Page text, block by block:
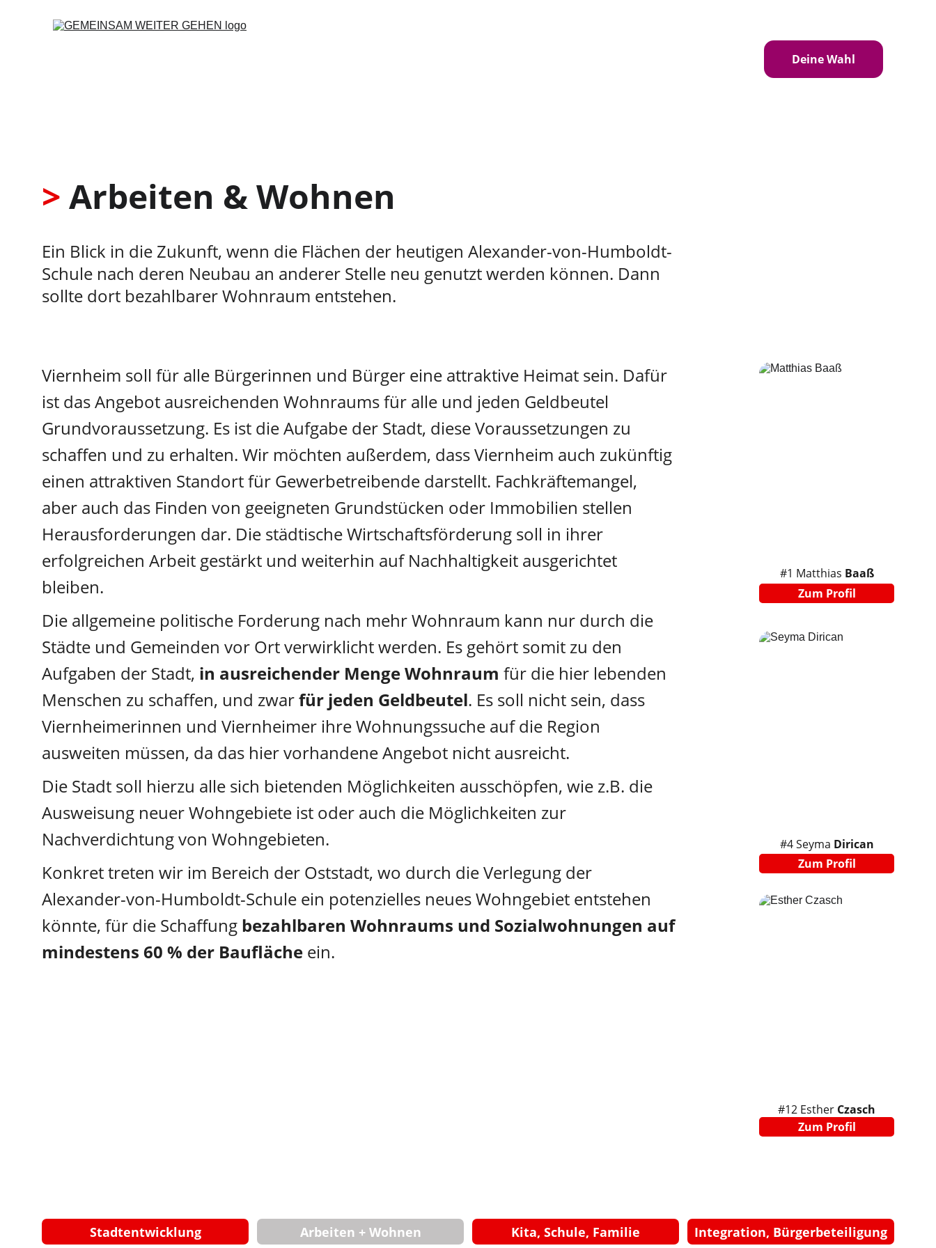
Deine Wahl
> Arbeiten & Wohnen
Ein Blick in die Zukunft, wenn die Flächen der heutigen Alexander-von-Humboldt-
Schule nach deren Neubau an anderer Stelle neu genutzt werden können. Dann
sollte dort bezahlbarer Wohnraum entstehen.
Viernheim soll für alle Bürgerinnen und Bürger eine attraktive Heimat sein. Dafür
ist das Angebot ausreichenden Wohnraums für alle und jeden Geldbeutel
Grundvoraussetzung. Es ist die Aufgabe der Stadt, diese Voraussetzungen zu
schaffen und zu erhalten. Wir möchten außerdem, dass Viernheim auch zukünftig
einen attraktiven Standort für Gewerbetreibende darstellt. Fachkräftemangel,
aber auch das Finden von geeigneten Grundstücken oder Immobilien stellen
Herausforderungen dar. Die städtische Wirtschaftsförderung soll in ihrer
erfolgreichen Arbeit gestärkt und weiterhin auf Nachhaltigkeit ausgerichtet
bleiben.
Die allgemeine politische Forderung nach mehr Wohnraum kann nur durch die
Städte und Gemeinden vor Ort verwirklicht werden. Es gehört somit zu den
Aufgaben der Stadt, in ausreichender Menge Wohnraum für die hier lebenden
Menschen zu schaffen, und zwar für jeden Geldbeutel. Es soll nicht sein, dass
Viernheimerinnen und Viernheimer ihre Wohnungssuche auf die Region
ausweiten müssen, da das hier vorhandene Angebot nicht ausreicht.
Die Stadt soll hierzu alle sich bietenden Möglichkeiten ausschöpfen, wie z.B. die
Ausweisung neuer Wohngebiete ist oder auch die Möglichkeiten zur
Nachverdichtung von Wohngebieten.
Konkret treten wir im Bereich der Oststadt, wo durch die Verlegung der
Alexander-von-Humboldt-Schule ein potenzielles neues Wohngebiet entstehen
könnte, für die Schaffung bezahlbaren Wohnraums und Sozialwohnungen auf
mindestens 60 % der Baufläche ein.
#1 Matthias Baaß
Zum Profil
#4 Seyma Dirican
Zum Profil
#12 Esther Czasch
Zum Profil
Arbeiten + Wohnen Kita, Schule, Familie Integration, Bürgerbeteiligung
Stadtentwicklung